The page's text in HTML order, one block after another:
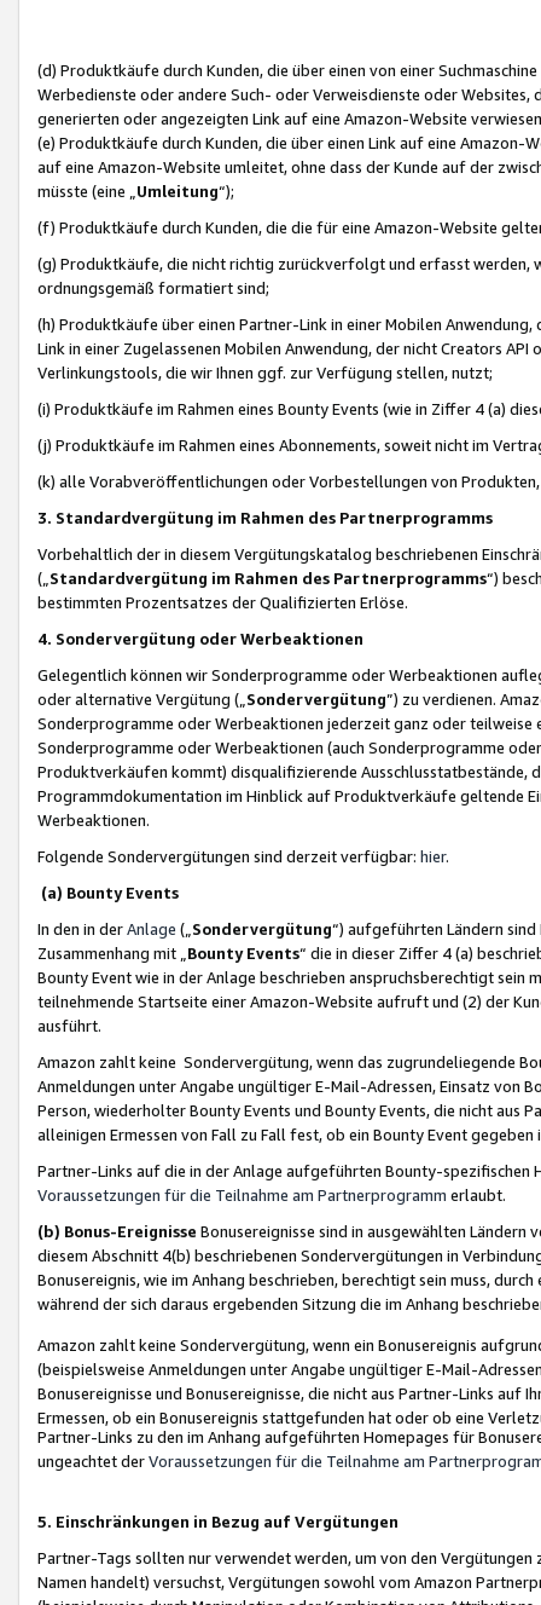
(d) Produktkäufe durch Kunden, die über einen von einer
Werbedienste oder andere Such- oder Verweisdienste oder Websites,
generierten oder angezeigten Link auf eine Amazon-Website
(e) Produktkäufe durch Kunden, die über einen Link auf eine
auf eine Amazon-Website umleitet, ohne dass der Kunde auf der
müsste (eine „ Umleitung“);
(f) Produktkäufe durch Kunden, die die für eine Amazon-Website
(g) Produktkäufe, die nicht richtig zurückverfolgt und erfasst werden,
ordnungsgemäß formatiert sind;
(h) Produktkäufe über einen Partner-Link in einer Mobilen
Link in einer Zugelassenen Mobilen Anwendung, der nicht Creators
Verlinkungstools, die wir Ihnen ggf. zur Verfügung stellen, nutzt;
(i) Produktkäufe im Rahmen eines Bounty Events (wie in Ziffer 4 (a)
(j) Produktkäufe im Rahmen eines Abonnements, soweit nicht im
(k) alle Vorabveröffentlichungen oder Vorbestellungen von
3. Standardvergütung im Rahmen des Partnerprogramms
Vorbehaltlich der in diesem Vergütungskatalog beschriebenen
(„ Standardvergütung im Rahmen des Partnerprogramms“)
bestimmten Prozentsatzes der Qualifizierten Erlöse.
4. Sondervergütung oder Werbeaktionen
Gelegentlich können wir Sonderprogramme oder Werbeaktionen
oder alternative Vergütung („ Sondervergütung”) zu verdienen.
Sonderprogramme oder Werbeaktionen jederzeit ganz oder
Sonderprogramme oder Werbeaktionen (auch Sonderprogramme
Produktverkäufen kommt) disqualifizierende Ausschlusstatbestände,
Programmdokumentation im Hinblick auf Produktverkäufe geltende
Werbeaktionen.
Folgende Sondervergütungen sind derzeit verfügbar: hier.
(a) Bounty Events
In den in derAnlage („ Sondervergütung“) aufgeführten Ländern
Zusammenhang mit „ Bounty Events“ die in dieser Ziffer 4 (a)
Bounty Event wie in der Anlage beschrieben anspruchsberechtigt sein
teilnehmende Startseite einer Amazon-Website aufruft und (2) der
ausführt.
Amazon zahlt keine Sondervergütung, wenn das zugrundeliegende
Anmeldungen unter Angabe ungültiger E-Mail-Adressen, Einsatz von
Person, wiederholter Bounty Events und Bounty Events, die nicht
alleinigen Ermessen von Fall zu Fall fest, ob ein Bounty Event
Partner-Links auf die in der Anlage aufgeführten Bounty-spezifischen
Voraussetzungen für die Teilnahme am Partnerprogramm erlaubt.
(b) Bonus-Ereignisse Bonusereignisse sind in ausgewählten Ländern
diesem Abschnitt 4(b) beschriebenen Sondervergütungen in
Bonusereignis, wie im Anhang beschrieben, berechtigt sein muss,
während der sich daraus ergebenden Sitzung die im Anhang
Amazon zahlt keine Sondervergütung, wenn ein Bonusereignis
(beispielsweise Anmeldungen unter Angabe ungültiger E-Mail-
Bonusereignisse und Bonusereignisse, die nicht aus Partner-Links auf
Ermessen, ob ein Bonusereignis stattgefunden hat oder ob eine
Partner-Links zu den im Anhang aufgeführten Homepages für
ungeachtet derVoraussetzungen für die Teilnahme am
5. Einschränkungen in Bezug auf Vergütungen
Partner-Tags sollten nur verwendet werden, um von den
Namen handelt) versuchst, Vergütungen sowohl vom Amazon